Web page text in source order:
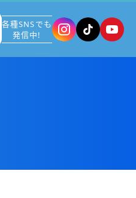
各種SNSでも
発信中!